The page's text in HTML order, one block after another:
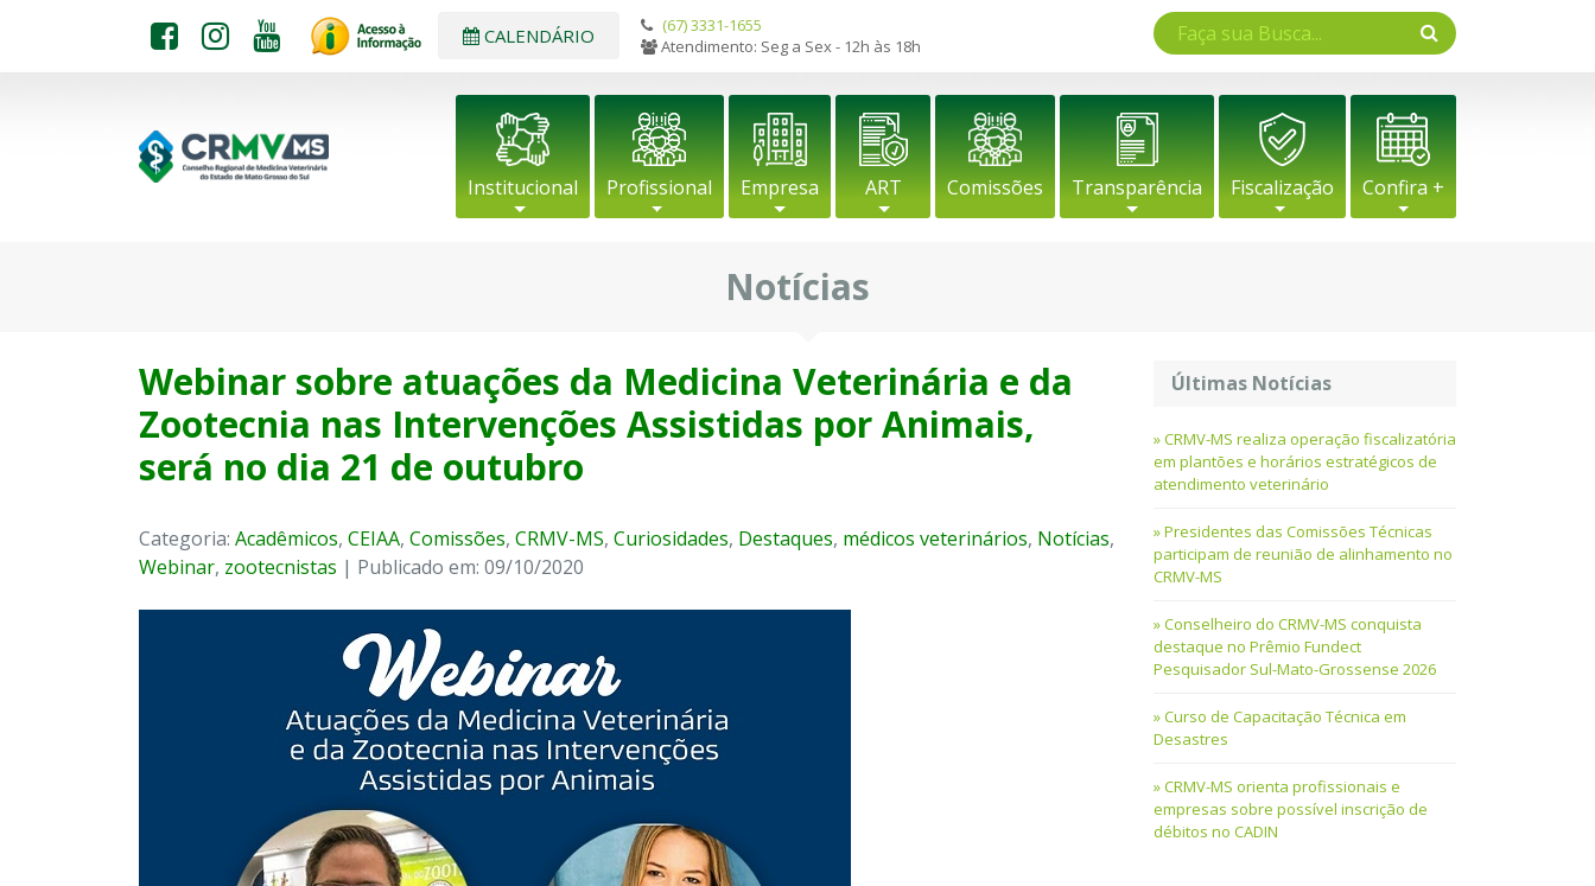
CALENDÁRIO
(67) 3331-1655
Atendimento: Seg a Sex - 12h às 18h
Institucional Profissional Empresa ART Comissões Transparência Fiscalização Confira +
Notícias
Webinar sobre atuações da Medicina Veterinária e da
Zootecnia nas Intervenções Assistidas por Animais,
será no dia 21 de outubro
Categoria: Acadêmicos, CEIAA, Comissões, CRMV-MS, Curiosidades, Destaques, médicos veterinários, Notícias,
Webinar, zootecnistas | Publicado em: 09/10/2020
Últimas Notícias
CRMV-MS realiza operação fiscalizatória
em plantões e horários estratégicos de
atendimento veterinário
Presidentes das Comissões Técnicas
participam de reunião de alinhamento no
CRMV-MS
Conselheiro do CRMV-MS conquista
destaque no Prêmio Fundect
Pesquisador Sul-Mato-Grossense 2026
Curso de Capacitação Técnica em
Desastres
CRMV-MS orienta profissionais e
empresas sobre possível inscrição de
débitos no CADIN